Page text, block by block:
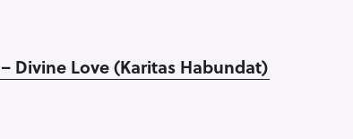
Divine Love (Karitas Habundat)